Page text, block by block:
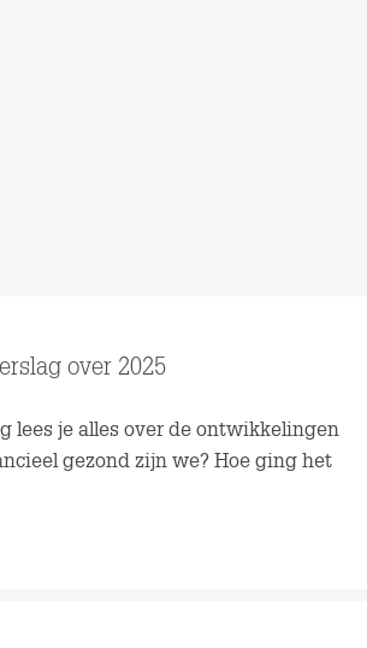
over 2025
lees je alles over de ontwikkelingen
gezond zijn we? Hoe ging het